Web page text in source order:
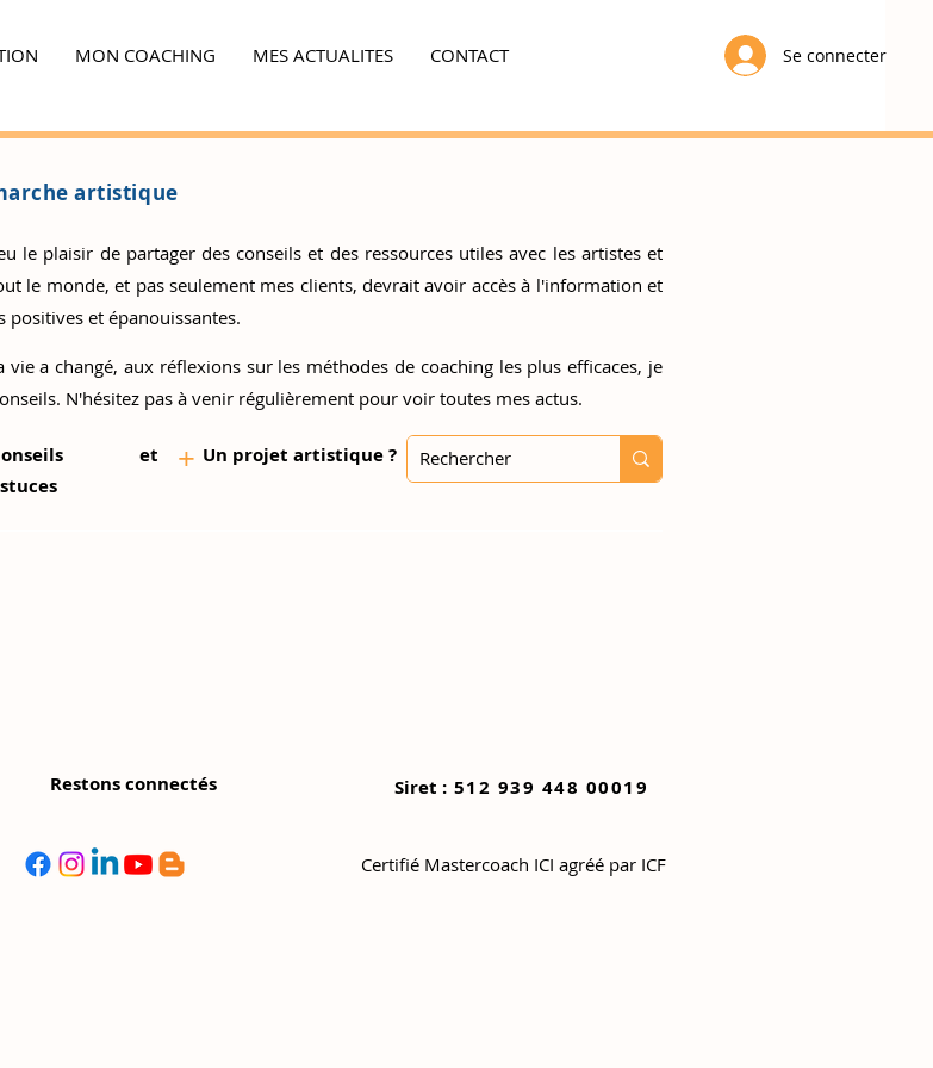
MON COACHING MES ACTUALITES CONTACT Se connecter
artistique
le plaisir de partager des conseils et des ressources utiles avec les artistes et
le monde, et pas seulement mes clients, devrait avoir accès à l'information et
et épanouissantes.
vie a changé, aux réflexions sur les méthodes de coaching les plus efficaces, je
N'hésitez pas à venir régulièrement pour voir toutes mes actus.
et
tuces
+ Un projet artistique ?
Restons connectés Siret : 512 939 448 00019
Certifié Mastercoach ICI agréé par ICF